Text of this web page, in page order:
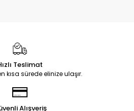
Teslimat
kısa sürede elinize ulaşır.
Alışveriş